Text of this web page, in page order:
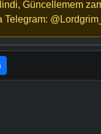
Güncellemem
Telegram: